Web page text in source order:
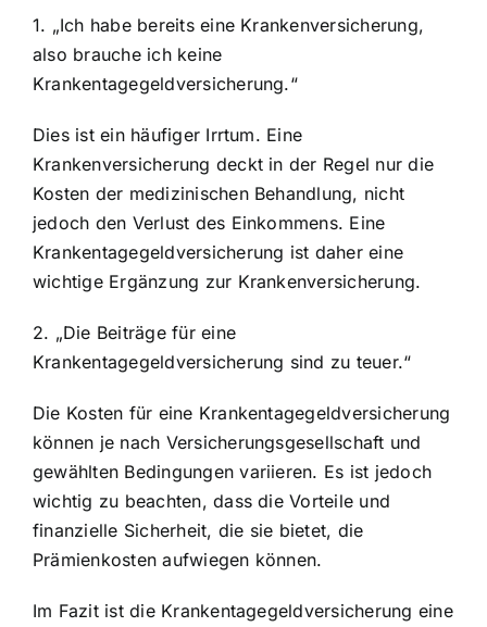
1. „Ich habe bereits eine Krankenversicherung,
also brauche ich keine
Krankentagegeldversicherung.“
Dies ist ein häufiger Irrtum. Eine
Krankenversicherung deckt in der Regel nur die
Kosten der medizinischen Behandlung, nicht
jedoch den Verlust des Einkommens. Eine
Krankentagegeldversicherung ist daher eine
wichtige Ergänzung zur Krankenversicherung.
2. „Die Beiträge für eine
Krankentagegeldversicherung sind zu teuer.“
Die Kosten für eine Krankentagegeldversicherung
können je nach Versicherungsgesellschaft und
gewählten Bedingungen variieren. Es ist jedoch
wichtig zu beachten, dass die Vorteile und
finanzielle Sicherheit, die sie bietet, die
Prämienkosten aufwiegen können.
Im Fazit ist die Krankentagegeldversicherung eine